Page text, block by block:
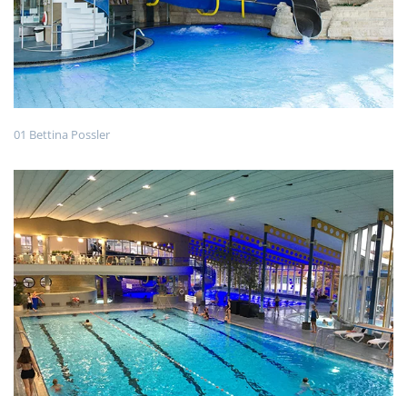
01 Bettina Possler